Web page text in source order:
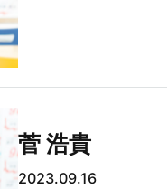
菅 浩貴
2023.09.16